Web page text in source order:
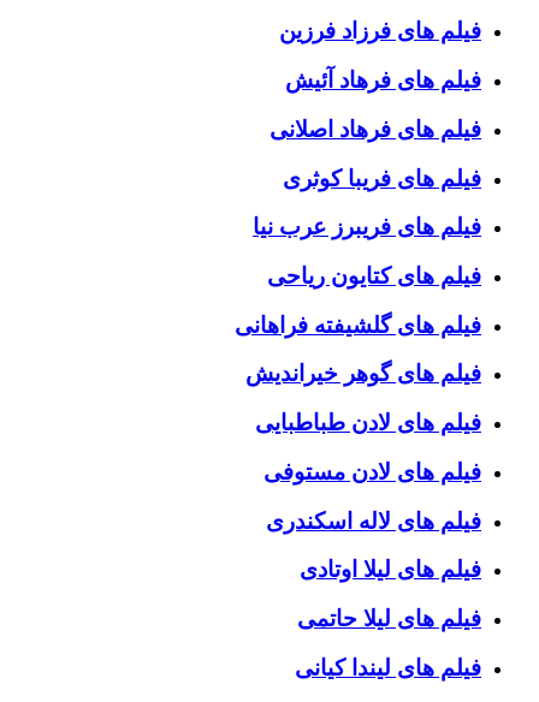
فیلم های فرزاد فرزین
فیلم های فرهاد آئیش
فیلم های فرهاد اصلانی
فیلم های فریبا کوثری
فیلم های فریبرز عرب نیا
فیلم های کتایون ریاحی
فیلم های گلشیفته فراهانی
فیلم های گوهر خیراندیش
فیلم های لادن طباطبایی
فیلم های لادن مستوفی
فیلم های لاله اسکندری
فیلم های لیلا اوتادی
فیلم های لیلا حاتمی
فیلم های لیندا کیانی